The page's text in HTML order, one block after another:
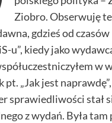
Ziobro. Obserwuję
gdzieś od czasów
u”, kiedy jako
w
pt. „Jak jest
sprawiedliwości stał
z wydań. Była tam